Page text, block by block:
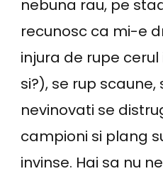
nebuna rau, pe
recunosc ca mi-e
injura de rupe cerul
si?), se rup
nevinovati se
campioni si plang
invinse. Hai sa nu